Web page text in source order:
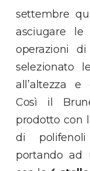
settembre
asciugare le
operazioni
selezionato
all’altezza e
Così il
prodotto con
di
portando ad